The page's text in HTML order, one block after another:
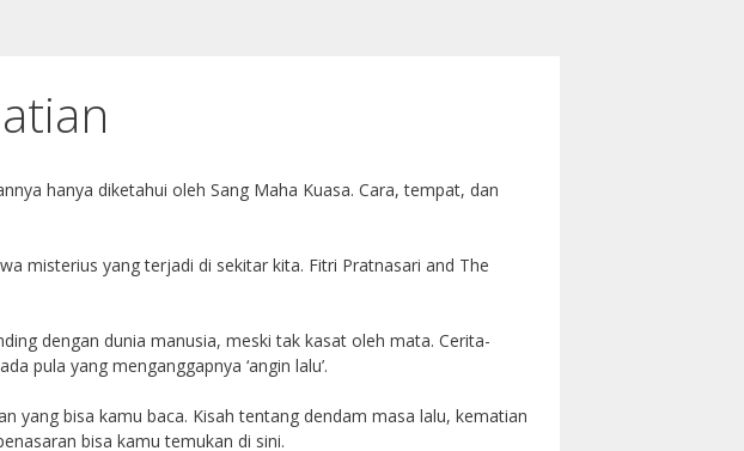
hanya diketahui oleh Sang Maha Kuasa. Cara, tempat, dan
misterius yang terjadi di sekitar kita. Fitri Pratnasari and The
dengan dunia manusia, meski tak kasat oleh mata. Cerita-
pula yang menganggapnya ‘angin lalu’.
yang bisa kamu baca. Kisah tentang dendam masa lalu, kematian
bisa kamu temukan di sini.